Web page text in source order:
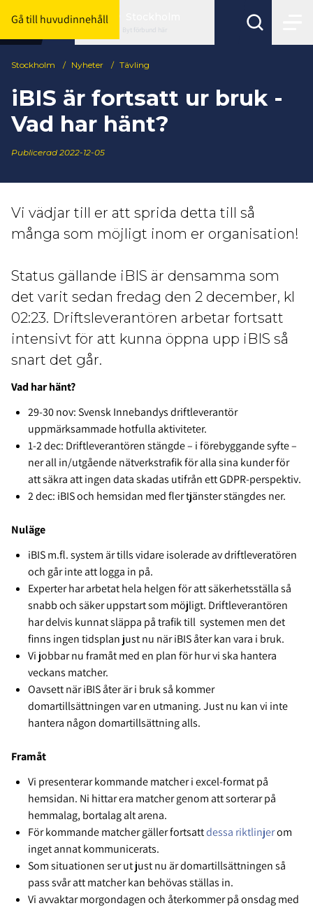
Gå till huvudinnehåll
Byt förbund här
Stockholm / Nyheter / Tävling
iBIS är fortsatt ur bruk -
Vad har hänt?
Publicerad 2022-12-05
Vi vädjar till er att sprida detta till så
många som möjligt inom er organisation!
Status gällande iBIS är densamma som
det varit sedan fredag den 2 december, kl
02:23. Driftsleverantören arbetar fortsatt
intensivt för att kunna öppna upp iBIS så
snart det går.
Vad har hänt?
29-30 nov: Svensk Innebandys driftleverantör
uppmärksammade hotfulla aktiviteter.
1-2 dec: Driftleverantören stängde – i förebyggande syfte –
ner all in/utgående nätverkstrafik för alla sina kunder för
att säkra att ingen data skadas utifrån ett GDPR-perspektiv.
2 dec: iBIS och hemsidan med fler tjänster stängdes ner.
Nuläge
iBIS m.fl. system är tills vidare isolerade av driftleveratören
och går inte att logga in på.
Experter har arbetat hela helgen för att säkerhetsställa så
snabb och säker uppstart som möjligt. Driftleverantören
har delvis kunnat släppa på trafik till systemen men det
finns ingen tidsplan just nu när iBIS åter kan vara i bruk.
Vi jobbar nu framåt med en plan för hur vi ska hantera
veckans matcher.
Oavsett när iBIS åter är i bruk så kommer
domartillsättningen var en utmaning. Just nu kan vi inte
hantera någon domartillsättning alls.
Framåt
Vi presenterar kommande matcher i excel-format på
hemsidan. Ni hittar era matcher genom att sorterar på
hemmalag, bortalag alt arena.
För kommande matcher gäller fortsattdessa riktlinjerom
inget annat kommunicerats.
Som situationen ser ut just nu är domartillsättningen så
pass svår att matcher kan behövas ställas in.
Vi avvaktar morgondagen och återkommer på onsdag med